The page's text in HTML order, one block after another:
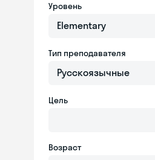
Уровень
Elementary
Тип преподавателя
Русскоязычные
Цель
Возраст